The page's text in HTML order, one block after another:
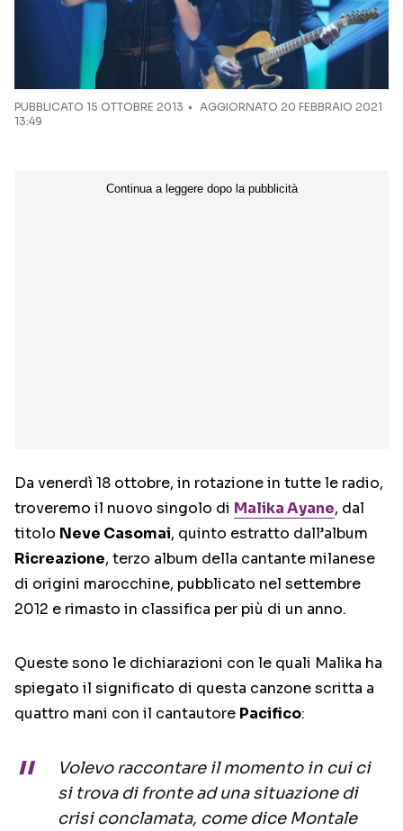
PUBBLICATO 15 OTTOBRE 2013
AGGIORNATO 20 FEBBRAIO 2021
13:49
Da venerdì 18 ottobre, in rotazione in tutte le radio,
troveremo il nuovo singolo di Malika Ayane, dal
titolo Neve Casomai, quinto estratto dall’album
Ricreazione, terzo album della cantante milanese
di origini marocchine, pubblicato nel settembre
2012 e rimasto in classifica per più di un anno.
Queste sono le dichiarazioni con le quali Malika ha
spiegato il significato di questa canzone scritta a
quattro mani con il cantautore Pacifico:
Volevo raccontare il momento in cui ci
si trova di fronte ad una situazione di
crisi conclamata, come dice Montale